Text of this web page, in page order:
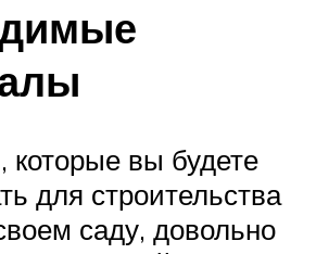
вы будете
для строительства
саду, довольно